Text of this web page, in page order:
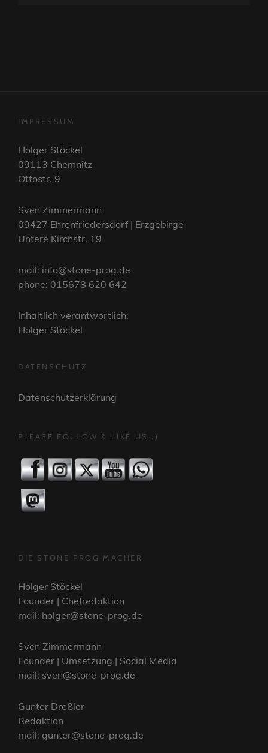
IMPRESSUM
Holger Stöckel
09113 Chemnitz
Ottostr. 9
Sven Zimmermann
09427 Ehrenfriedersdorf | Erzgebirge
Untere Kirchstr. 19
mail: info@stone-prog.de
phone: 015678 620 642
Inhaltlich verantwortlich:
Holger Stöckel
DATENSCHUTZ
Datenschutzerklärung
PLEASE FOLLOW & LIKE US :)
DIE STONE PROG MACHER
Holger Stöckel
Founder | Chefredaktion
mail: holger@stone-prog.de
Sven Zimmermann
Founder | Umsetzung | Social Media
mail: sven@stone-prog.de
Gunter Dreßler
Redaktion
mail: gunter@stone-prog.de